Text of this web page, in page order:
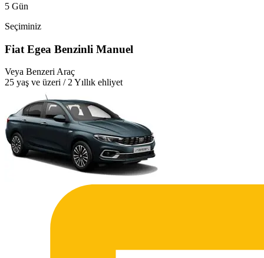
5 Gün
Seçiminiz
Fiat Egea Benzinli Manuel
Veya Benzeri Araç
25 yaş ve üzeri / 2 Yıllık ehliyet